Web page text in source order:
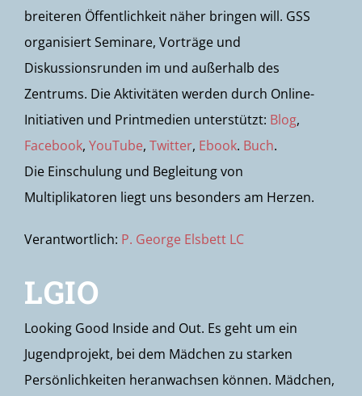
breiteren Öffentlichkeit näher bringen will. GSS
organisiert Seminare, Vorträge und
Diskussionsrunden im und außerhalb des
Zentrums. Die Aktivitäten werden durch Online-
Initiativen und Printmedien unterstützt: Blog,
Facebook, YouTube, Twitter, Ebook. Buch.
Die Einschulung und Begleitung von
Multiplikatoren liegt uns besonders am Herzen.
Verantwortlich: P. George Elsbett LC
LGIO
Looking Good Inside and Out. Es geht um ein
Jugendprojekt, bei dem Mädchen zu starken
Persönlichkeiten heranwachsen können. Mädchen,